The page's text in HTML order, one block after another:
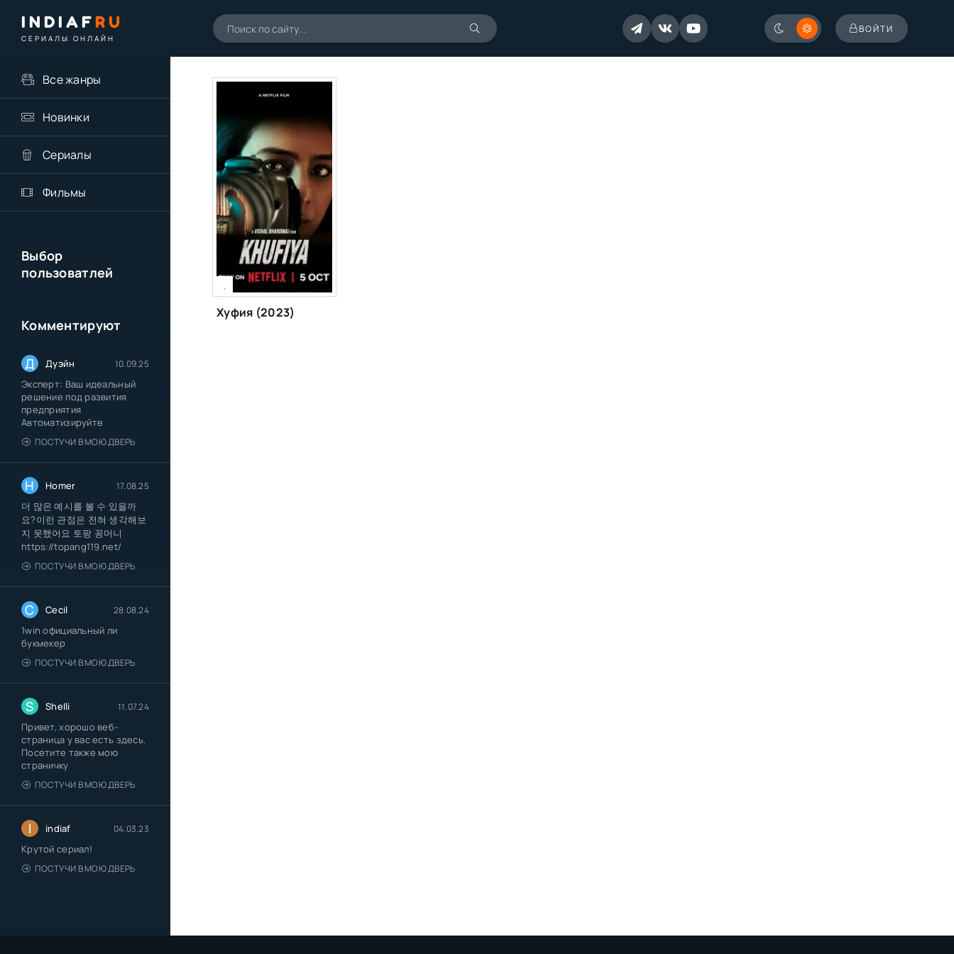
INDIAFRU
СЕРИАЛЫ ОНЛАЙН
ВОЙТИ
Все жанры
Новинки
Сериалы
Фильмы
Выбор
пользоватлей
Комментируют
Д Дуэйн 10.09.25
Эксперт: Ваш идеальный
решение под развития
предприятия
Автоматизируйте
ПОСТУЧИ В МОЮ ДВЕРЬ
H Homer 17.08.25
더 많은 예시를 볼 수 있을까
요?이런 관점은 전혀 생각해보
지 못했어요 토팡 꽁머니
https://topang119.net/
ПОСТУЧИ В МОЮ ДВЕРЬ
C Cecil 28.08.24
1win официальный ли
букмекер
ПОСТУЧИ В МОЮ ДВЕРЬ
S Shelli 11.07.24
Привет, хорошо веб-
страница у вас есть здесь.
Посетите также мою
страничку
ПОСТУЧИ В МОЮ ДВЕРЬ
I indiaf 04.03.23
Крутой сериал!
ПОСТУЧИ В МОЮ ДВЕРЬ
[xfgiven_season]
,[/xfgiven_season]
Хуфия (2023)